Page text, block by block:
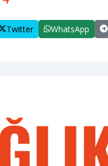
Twitter WhatsApp